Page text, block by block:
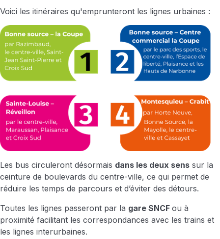
Voici les itinéraires qu'emprunteront les lignes urbaines :
Les bus circuleront désormais dans les deux sens sur la
ceinture de boulevards du centre-ville, ce qui permet de
réduire les temps de parcours et d’éviter des détours.
Toutes les lignes passeront par la gare SNCF ou à
proximité facilitant les correspondances avec les trains et
les lignes interurbaines.